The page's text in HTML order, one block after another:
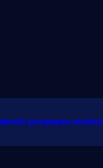
pocijepao mrežu!